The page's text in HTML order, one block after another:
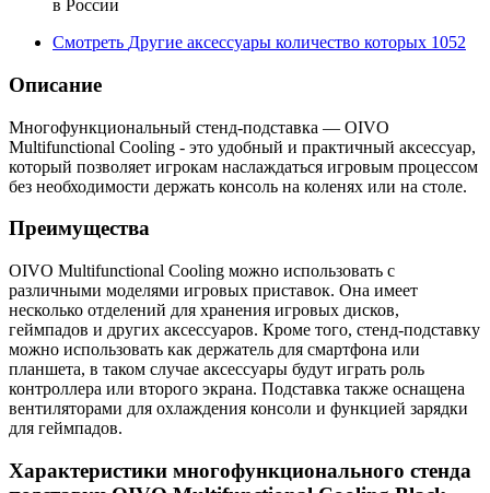
в России
Смотреть Другие аксессуары количество которых 1052
Описание
Многофункциональный стенд-подставка — OIVO
Multifunctional Cooling - это удобный и практичный аксессуар,
который позволяет игрокам наслаждаться игровым процессом
без необходимости держать консоль на коленях или на столе.
Преимущества
OIVO Multifunctional Cooling можно использовать с
различными моделями игровых приставок. Она имеет
несколько отделений для хранения игровых дисков,
геймпадов и других аксессуаров. Кроме того, стенд-подставку
можно использовать как держатель для смартфона или
планшета, в таком случае аксессуары будут играть роль
контроллера или второго экрана. Подставка также оснащена
вентиляторами для охлаждения консоли и функцией зарядки
для геймпадов.
Характеристики многофункционального стенда